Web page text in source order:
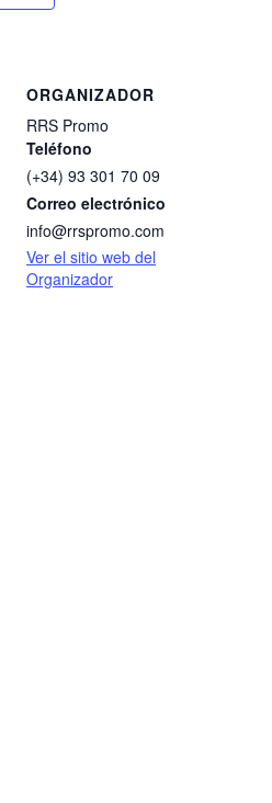
ORGANIZADOR
RRS Promo
Teléfono
(+34) 93 301 70 09
Correo electrónico
info@rrspromo.com
Ver el sitio web del
Organizador